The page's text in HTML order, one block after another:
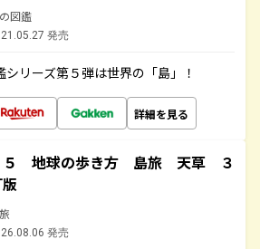
図鑑
発売
シリーズ第５弾は世界の「島」！
詳細を見る
５ 地球の歩き方 島旅 天草 ３
発売